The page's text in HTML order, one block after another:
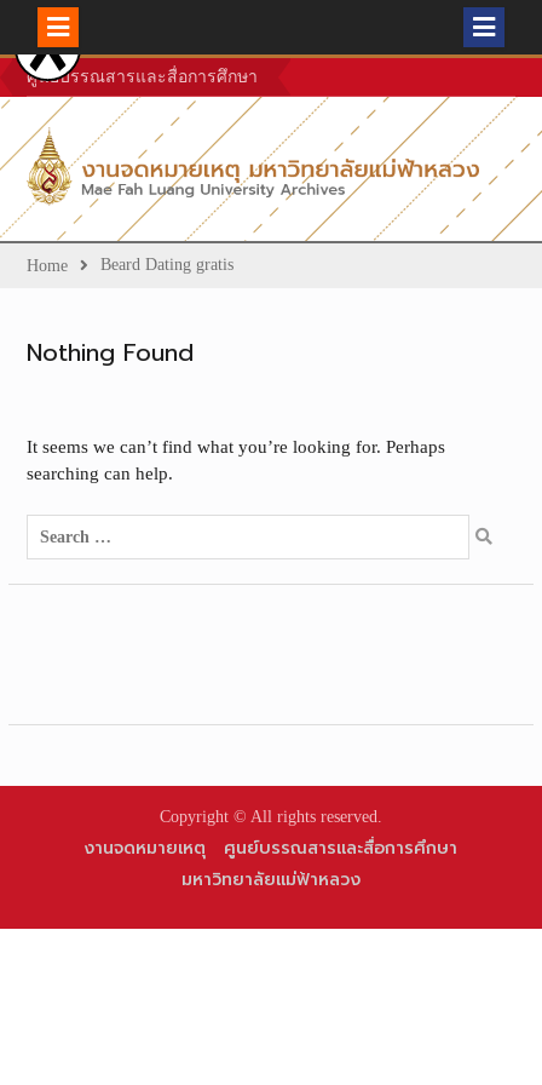
Skip
to
content
ศูนย์บรรณสารและสื่อการศึกษา
Home Beard Dating gratis
Nothing Found
It seems we can’t find what you’re looking for. Perhaps
searching can help.
Search
for:
Copyright © All rights reserved.
งานจดหมายเหตุ
ศูนย์บรรณสารและสื่อการศึกษา
มหาวิทยาลัยแม่ฟ้าหลวง